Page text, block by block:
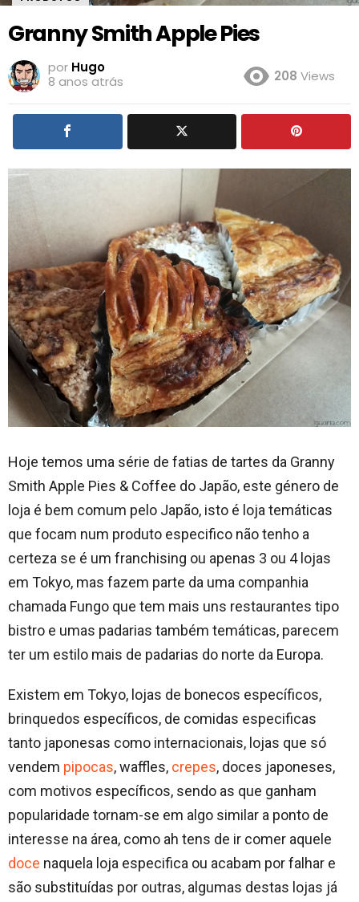
Granny Smith Apple Pies
por Hugo
8 anos atrás
208 Views
Hoje temos uma série de fatias de tartes da Granny
Smith Apple Pies & Coffee do Japão, este género de
loja é bem comum pelo Japão, isto é loja temáticas
que focam num produto especifico não tenho a
certeza se é um franchising ou apenas 3 ou 4 lojas
em Tokyo, mas fazem parte da uma companhia
chamada Fungo que tem mais uns restaurantes tipo
bistro e umas padarias também temáticas, parecem
ter um estilo mais de padarias do norte da Europa.
Existem em Tokyo, lojas de bonecos específicos,
brinquedos específicos, de comidas especificas
tanto japonesas como internacionais, lojas que só
vendem pipocas, waffles, crepes, doces japoneses,
com motivos específicos, sendo as que ganham
popularidade tornam-se em algo similar a ponto de
interesse na área, como ah tens de ir comer aquele
doce naquela loja especifica ou acabam por falhar e
são substituídas por outras, algumas destas lojas já